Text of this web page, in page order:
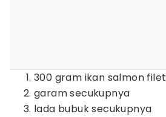
300 gram ikan salmon filet
garam secukupnya
lada bubuk secukupnya